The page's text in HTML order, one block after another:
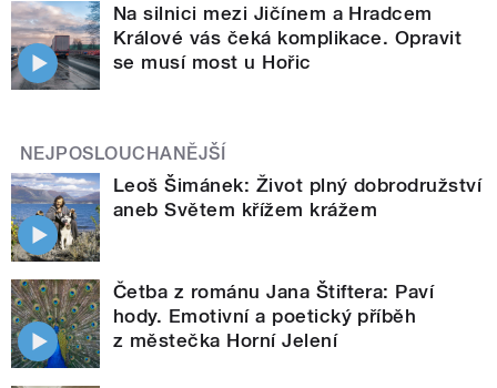
Na silnici mezi Jičínem a Hradcem
Králové vás čeká komplikace. Opravit
se musí most u Hořic
NEJPOSLOUCHANĚJŠÍ
Leoš Šimánek: Život plný dobrodružství
aneb Světem křížem krážem
Četba z románu Jana Štiftera: Paví
hody. Emotivní a poetický příběh
z městečka Horní Jelení